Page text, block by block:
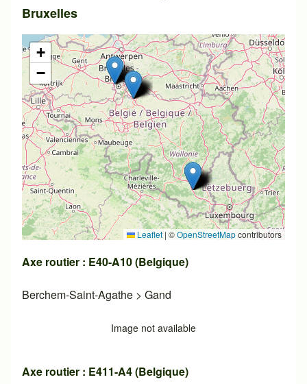
Bruxelles
+
−
Leaflet | ©OpenStreetMapcontributors
Axe routier : E40-A10 (Belgique)
Berchem-Saint-Agathe > Gand
Image not available
Axe routier : E411-A4 (Belgique)